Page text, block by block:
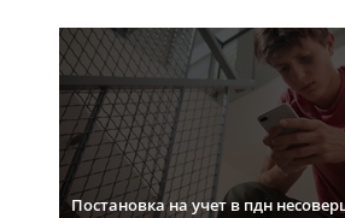
Постановка на учет в пдн